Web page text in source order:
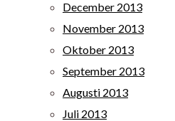
December 2013
November 2013
Oktober 2013
September 2013
Augusti 2013
Juli 2013